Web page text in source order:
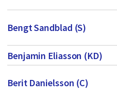
Bengt Sandblad (S)
Benjamin Eliasson (KD)
Berit Danielsson (C)